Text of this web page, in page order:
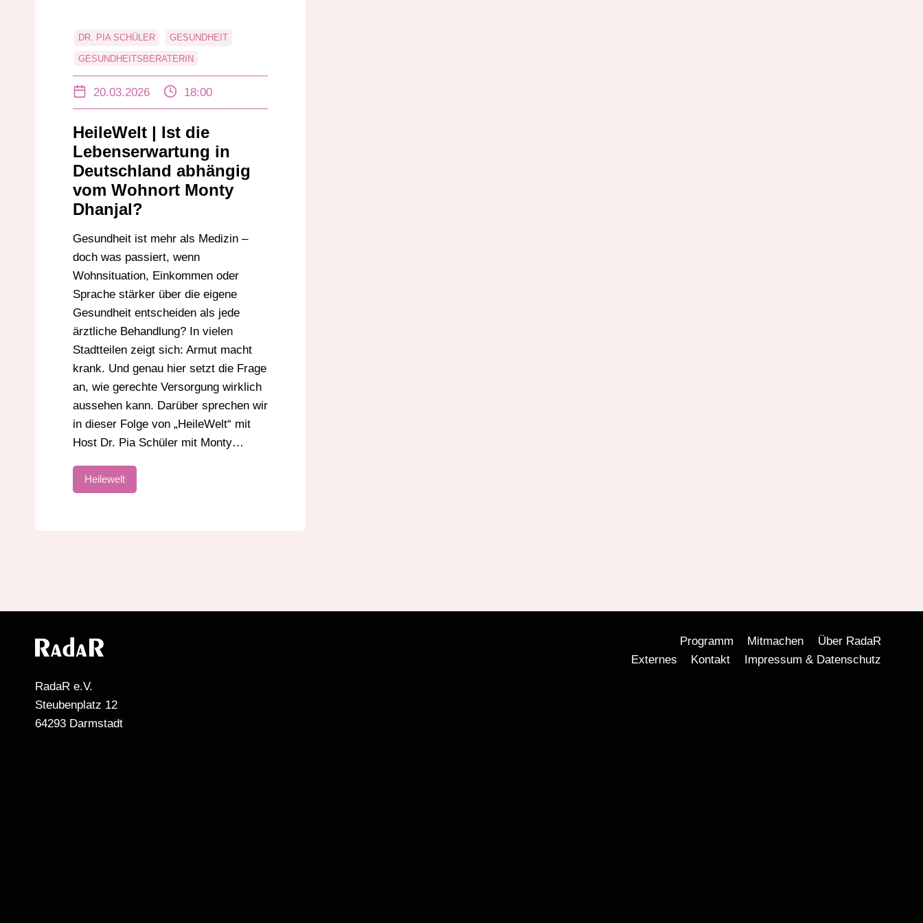
DR. PIA SCHÜLER GESUNDHEIT
GESUNDHEITSBERATERIN
HEILEWELT
POLIKLINIK LEIPZIG
POLIKLINIK-SYNDIKATS
20.03.2026 18:00
HeileWelt | Ist die
Lebenserwartung in
Deutschland abhängig
vom Wohnort Monty
Dhanjal?
Gesundheit ist mehr als Medizin –
doch was passiert, wenn
Wohnsituation, Einkommen oder
Sprache stärker über die eigene
Gesundheit entscheiden als jede
ärztliche Behandlung? In vielen
Stadtteilen zeigt sich: Armut macht
krank. Und genau hier setzt die Frage
an, wie gerechte Versorgung wirklich
aussehen kann. Darüber sprechen wir
in dieser Folge von „HeileWelt“ mit
Host Dr. Pia Schüler mit Monty…
Heilewelt
RadaR e.V.
Steubenplatz 12
64293 Darmstadt
Programm Mitmachen
Über RadaR
Externes
Kontakt Impressum & Datenschutz